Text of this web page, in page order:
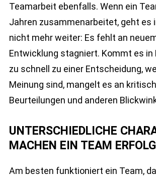
Teamarbeit ebenfalls. Wenn ein
Jahren zusammenarbeitet, geht es
nicht mehr weiter: Es fehlt an
Entwicklung stagniert. Kommt es in
zu schnell zu einer Entscheidung,
Meinung sind, mangelt es an
Beurteilungen und anderen
UNTERSCHIEDLICHE
MACHEN EIN TEAM
Am besten funktioniert ein Team,